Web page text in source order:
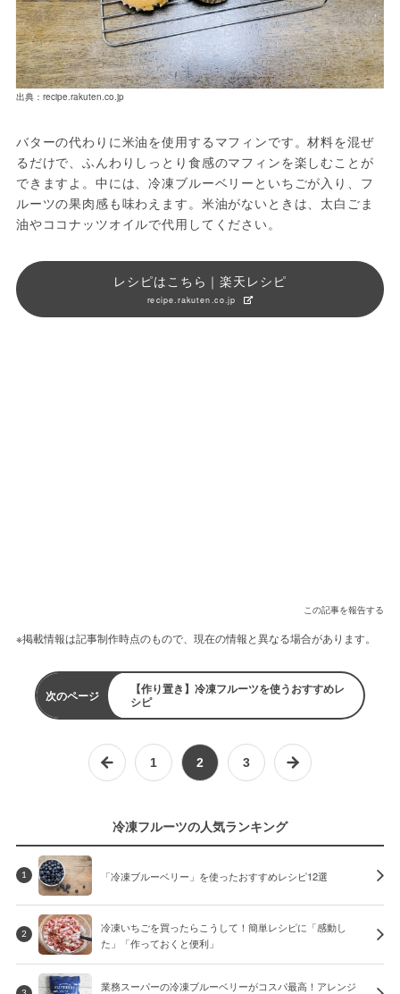
出典：recipe.rakuten.co.jp
バターの代わりに米油を使用するマフィンです。材料を混ぜ
るだけで、ふんわりしっとり食感のマフィンを楽しむことが
できますよ。中には、冷凍ブルーベリーといちごが入り、フ
ルーツの果肉感も味わえます。米油がないときは、太白ごま
油やココナッツオイルで代用してください。
レシピはこちら｜楽天レシピ
recipe.rakuten.co.jp
この記事を報告する
※掲載情報は記事制作時点のもので、現在の情報と異なる場合があります。
次のページ
【作り置き】冷凍フルーツを使うおすすめレ
シピ
1 2 3
冷凍フルーツの人気ランキング
1 「冷凍ブルーベリー」を使ったおすすめレシピ12選
2
冷凍いちごを買ったらこうして！簡単レシピに「感動し
た」「作っておくと便利」
業務スーパーの冷凍ブルーベリーがコスパ最高！アレンジ